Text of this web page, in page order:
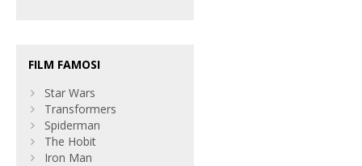
FILM FAMOSI
Star Wars
Transformers
Spiderman
The Hobit
Iron Man